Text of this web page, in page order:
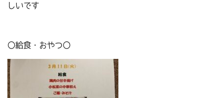
しいです
〇給食・おやつ〇